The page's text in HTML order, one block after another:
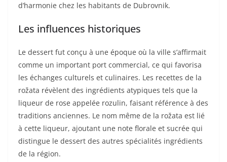
d’harmonie chez les habitants de Dubrovnik.
Les influences historiques
Le dessert fut conçu à une époque où la ville s’affirmait
comme un important port commercial, ce qui favorisa
les échanges culturels et culinaires. Les recettes de la
rožata révèlent des ingrédients atypiques tels que la
liqueur de rose appelée rozulin, faisant référence à des
traditions anciennes. Le nom même de la rožata est lié
à cette liqueur, ajoutant une note florale et sucrée qui
distingue le dessert des autres spécialités ingrédients
de la région.